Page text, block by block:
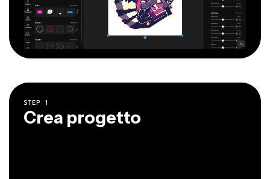
STEP 1
Crea progetto